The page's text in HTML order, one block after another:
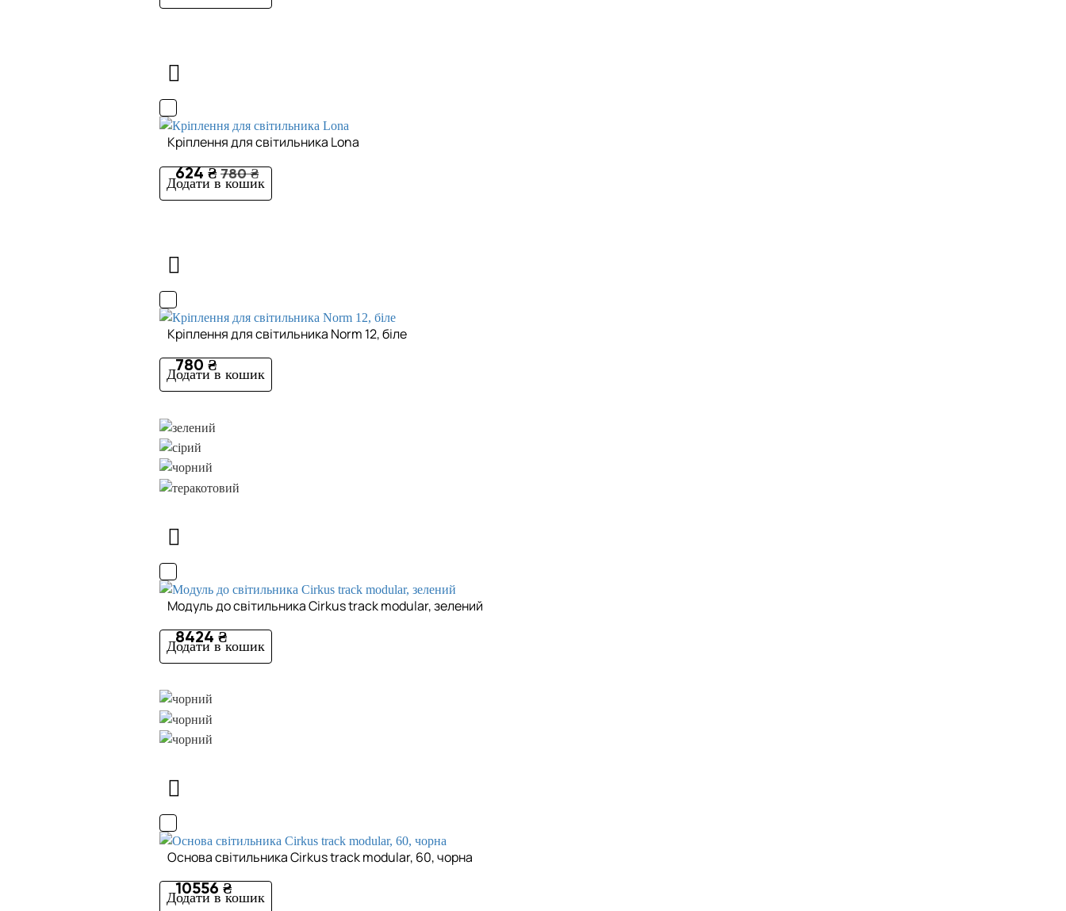
Кріплення для світильника Lona
624 ₴ 780 ₴
Додати в кошик
Кріплення для світильника Norm 12, біле
780 ₴
Додати в кошик
Модуль до світильника Cirkus track modular, зелений
8424 ₴
Додати в кошик
Основа світильника Cirkus track modular, 60, чорна
10556 ₴
Додати в кошик